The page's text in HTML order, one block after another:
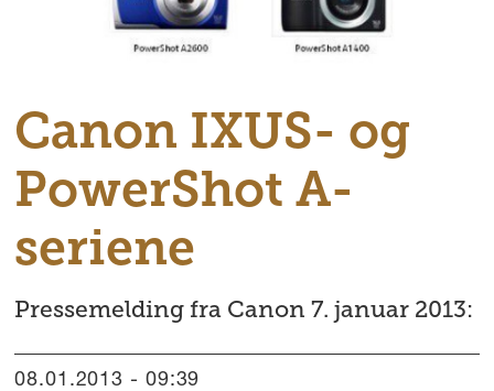
Canon IXUS- og
PowerShot A-
seriene
Pressemelding fra Canon 7. januar 2013:
08.01.2013 - 09:39